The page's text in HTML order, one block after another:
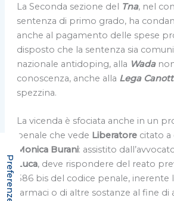
La Seconda sezione del Tna, nel
sentenza di primo grado, ha
anche al pagamento delle spese
disposto che la sentenza sia
nazionale antidoping, alla Wada
conoscenza, anche alla Lega
spezzina.
La vicenda è sfociata anche in un
penale che vede Liberatorecitato a
Monica Burani: assistito
Luca, deve rispondere del reato
586 bis del codice penale, inerente
farmaci o di altre sostanze al fine di